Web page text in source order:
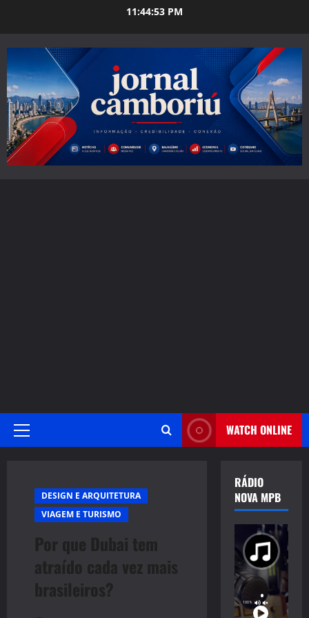
11:44:54 PM
Primary
WATCH ONLINE
DESIGN E ARQUITETURA
VIAGEM E TURISMO
Por que Dubai tem
atraído cada vez mais
brasileiros?
RÁDIO
NOVA MPB